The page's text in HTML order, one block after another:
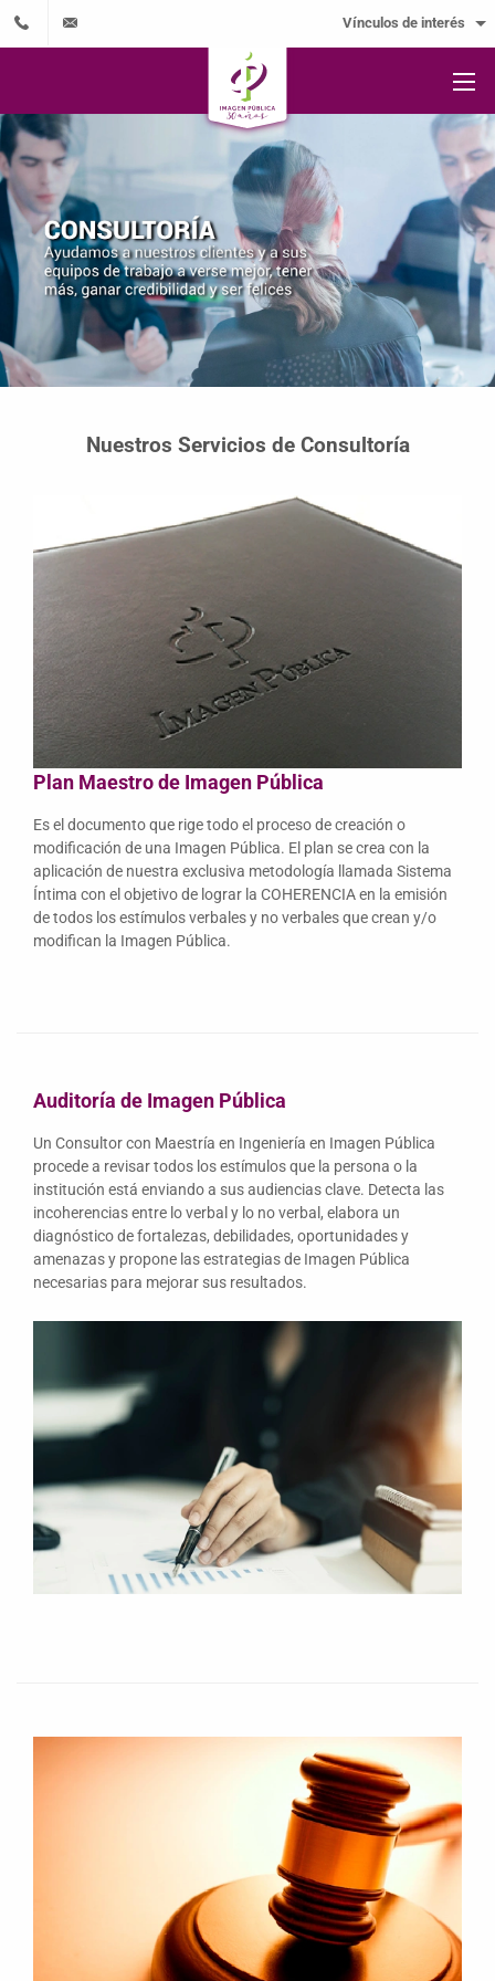
Vínculos de interés
Nuestros Servicios de Consultoría
Plan Maestro de Imagen Pública
Es el documento que rige todo el proceso de creación o
modificación de una Imagen Pública. El plan se crea con la
aplicación de nuestra exclusiva metodología llamada Sistema
Íntima con el objetivo de lograr la COHERENCIA en la emisión
de todos los estímulos verbales y no verbales que crean y/o
modifican la Imagen Pública.
Auditoría de Imagen Pública
Un Consultor con Maestría en Ingeniería en Imagen Pública
procede a revisar todos los estímulos que la persona o la
institución está enviando a sus audiencias clave. Detecta las
incoherencias entre lo verbal y lo no verbal, elabora un
diagnóstico de fortalezas, debilidades, oportunidades y
amenazas y propone las estrategias de Imagen Pública
necesarias para mejorar sus resultados.